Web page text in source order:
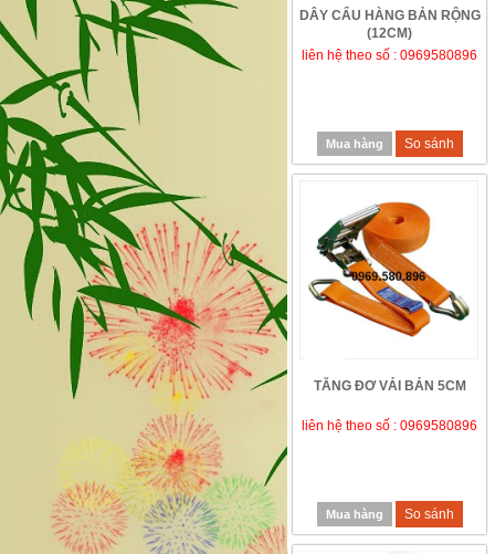
DÂY CẨU HÀNG BẢN RỘNG
(12CM)
liên hệ theo số : 0969580896
Mua hàng So sánh
TĂNG ĐƠ VẢI BẢN 5CM
liên hệ theo số : 0969580896
Mua hàng So sánh